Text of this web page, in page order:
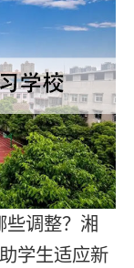
些调整？湘
学生适应新